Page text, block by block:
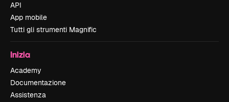
API
App mobile
Tutti gli strumenti Magnific
Inizia
Academy
Documentazione
Assistenza